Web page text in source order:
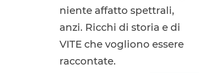
niente affatto spettrali,
anzi. Ricchi di storia e di
VITE che vogliono essere
raccontate.